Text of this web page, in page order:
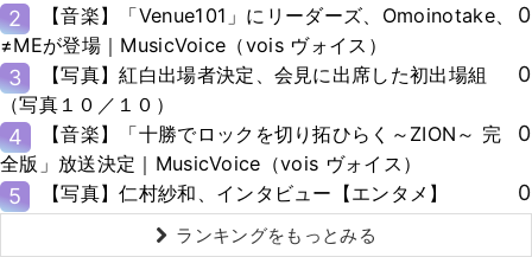
2
【音楽】「Venue101」にリーダーズ、Omoinotake、
≠MEが登場｜MusicVoice（vois ヴォイス）
0
3
【写真】紅白出場者決定、会見に出席した初出場組
（写真１０／１０）
0
4
【音楽】「十勝でロックを切り拓ひらく～ZION～ 完
全版」放送決定｜MusicVoice（vois ヴォイス）
0
5 【写真】仁村紗和、インタビュー【エンタメ】 0
ランキングをもっとみる